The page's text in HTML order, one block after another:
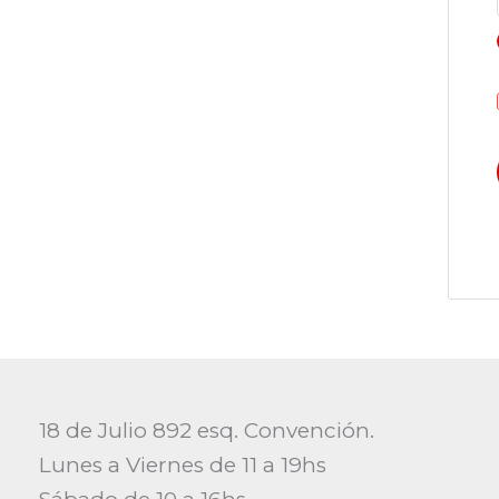
18 de Julio 892 esq. Convención.
Lunes a Viernes de 11 a 19hs